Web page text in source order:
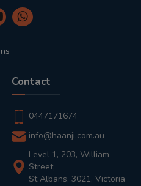
Contact
0447171674
info@haanji.com.au
Level 1, 203, William
Street,
St Albans, 3021, Victoria